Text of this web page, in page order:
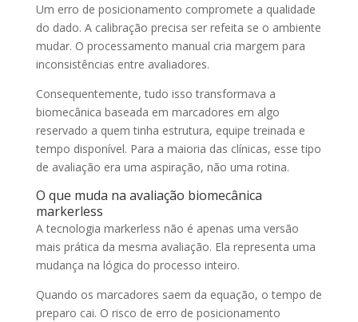
Um erro de posicionamento compromete a qualidade
do dado. A calibração precisa ser refeita se o ambiente
mudar. O processamento manual cria margem para
inconsistências entre avaliadores.
Consequentemente, tudo isso transformava a
biomecânica baseada em marcadores em algo
reservado a quem tinha estrutura, equipe treinada e
tempo disponível. Para a maioria das clínicas, esse tipo
de avaliação era uma aspiração, não uma rotina.
O que muda na avaliação biomecânica
markerless
A tecnologia markerless não é apenas uma versão
mais prática da mesma avaliação. Ela representa uma
mudança na lógica do processo inteiro.
Quando os marcadores saem da equação, o tempo de
preparo cai. O risco de erro de posicionamento